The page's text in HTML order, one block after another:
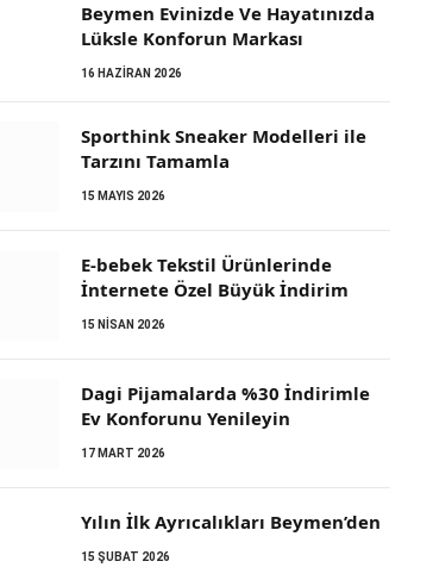
Beymen Evinizde Ve Hayatınızda
Lüksle Konforun Markası
16 HAZIRAN 2026
Sporthink Sneaker Modelleri ile
Tarzını Tamamla
15 MAYIS 2026
E-bebek Tekstil Ürünlerinde
İnternete Özel Büyük İndirim
15 NISAN 2026
Dagi Pijamalarda %30 İndirimle
Ev Konforunu Yenileyin
17 MART 2026
Yılın İlk Ayrıcalıkları Beymen’den
15 ŞUBAT 2026